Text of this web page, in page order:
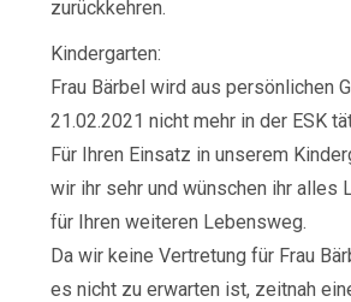
zurückkehren.
Kindergarten:
Frau Bärbel wird aus persönlichen
21.02.2021 nicht mehr in der ESK
Für Ihren Einsatz in unserem
wir ihr sehr und wünschen ihr alles
für Ihren weiteren Lebensweg.
Da wir keine Vertretung für Frau
es nicht zu erwarten ist, zeitnah